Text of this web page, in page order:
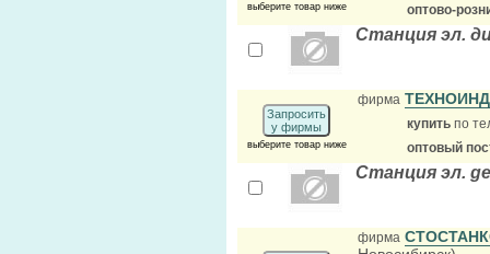
выберите товар ниже
оптово-
Станция эл.
Запросить
у фирмы
выберите товар ниже
фирма
купить по
оптовый
Станция эл.
фирма